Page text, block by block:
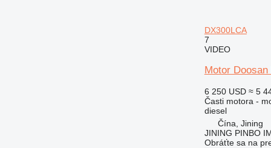
DX300LCA
7
VIDEO
Motor
6 250 USD ≈ 5
Časti motora -
diesel
Čína, Jining
JINING PINBO
Obráťte sa na